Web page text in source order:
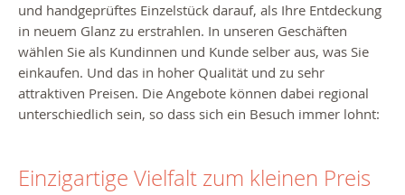
und handgeprüftes Einzelstück darauf, als Ihre Entdeckung
in neuem Glanz zu erstrahlen. In unseren Geschäften
wählen Sie als Kundinnen und Kunde selber aus, was Sie
einkaufen. Und das in hoher Qualität und zu sehr
attraktiven Preisen. Die Angebote können dabei regional
unterschiedlich sein, so dass sich ein Besuch immer lohnt:
Einzigartige Vielfalt zum kleinen Preis